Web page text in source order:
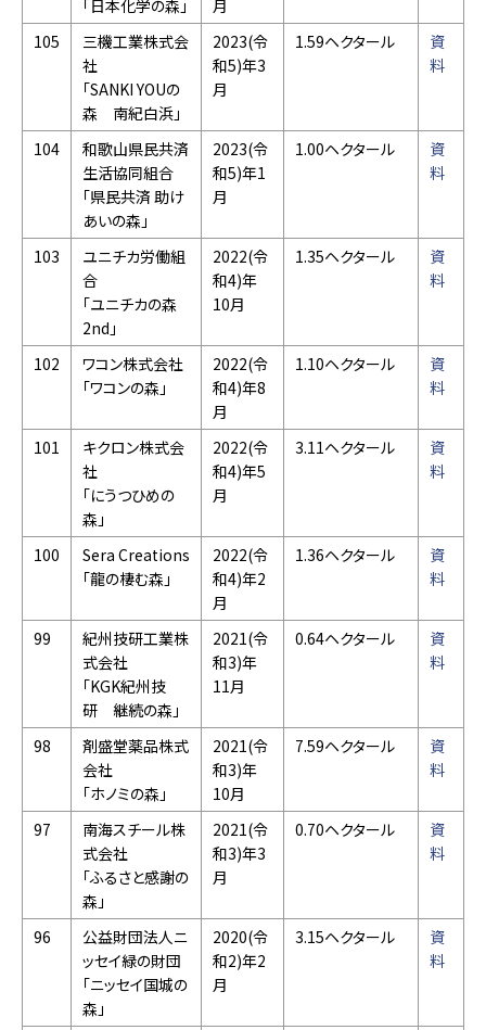
「日本化学の森」
月
105
三機工業株式会
社
「SANKI YOUの
森 南紀白浜」
2023(令
和5)年3
月
1.59ヘクタール
資
料
104
和歌山県民共済
生活協同組合
「県民共済 助け
あいの森」
2023(令
和5)年1
月
1.00ヘクタール
資
料
103
ユニチカ労働組
合
「ユニチカの森
2nd」
2022(令
和4)年
10月
1.35ヘクタール
資
料
102
ワコン株式会社
「ワコンの森」
2022(令
和4)年8
月
1.10ヘクタール
資
料
101
キクロン株式会
社
「にうつひめの
森」
2022(令
和4)年5
月
3.11ヘクタール
資
料
100
Sera Creations
「龍の棲む森」
2022(令
和4)年2
月
1.36ヘクタール
資
料
99
紀州技研工業株
式会社
「KGK紀州技
研 継続の森」
2021(令
和3)年
11月
0.64ヘクタール
資
料
98
剤盛堂薬品株式
会社
「ホノミの森」
2021(令
和3)年
10月
7.59ヘクタール
資
料
97
南海スチール株
式会社
「ふるさと感謝の
森」
2021(令
和3)年3
月
0.70ヘクタール
資
料
96
公益財団法人ニ
ッセイ緑の財団
「ニッセイ国城の
森」
2020(令
和2)年2
月
3.15ヘクタール
資
料